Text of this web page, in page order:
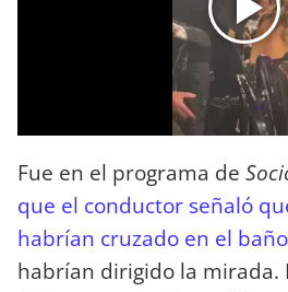
Fue en el programa de
que el conductor señaló
habrían cruzado en el
habrían dirigido la